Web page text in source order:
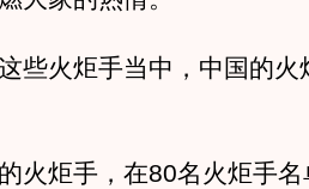
火炬手当中，中国的火
炬手，在80名火炬手名